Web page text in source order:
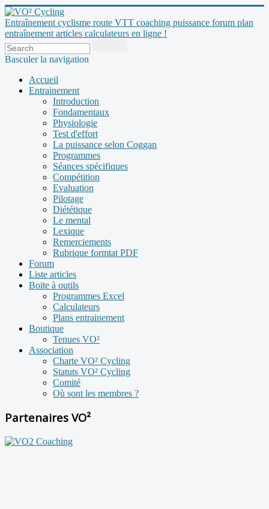
Entraînement cyclisme route VTT coaching puissance forum plan
entraînement articles calculateurs en ligne !
Basculer la navigation
Accueil
Entrainement
Introduction
Fondamentaux
Physiologie
Test d'effort
La puissance selon Coggan
Programmes
Séances spécifiques
Compétition
Evaluation
Pilotage
Diététique
Le mental
Lexique
Remerciements
Rubrique formtat PDF
Forum
Liste articles
Boite à outils
Programmes Excel
Calculateurs
Plans entrainement
Boutique
Tenues VO²
Association
Charte VO² Cycling
Statuts VO² Cycling
Comité
Où sont les membres ?
Partenaires VO²